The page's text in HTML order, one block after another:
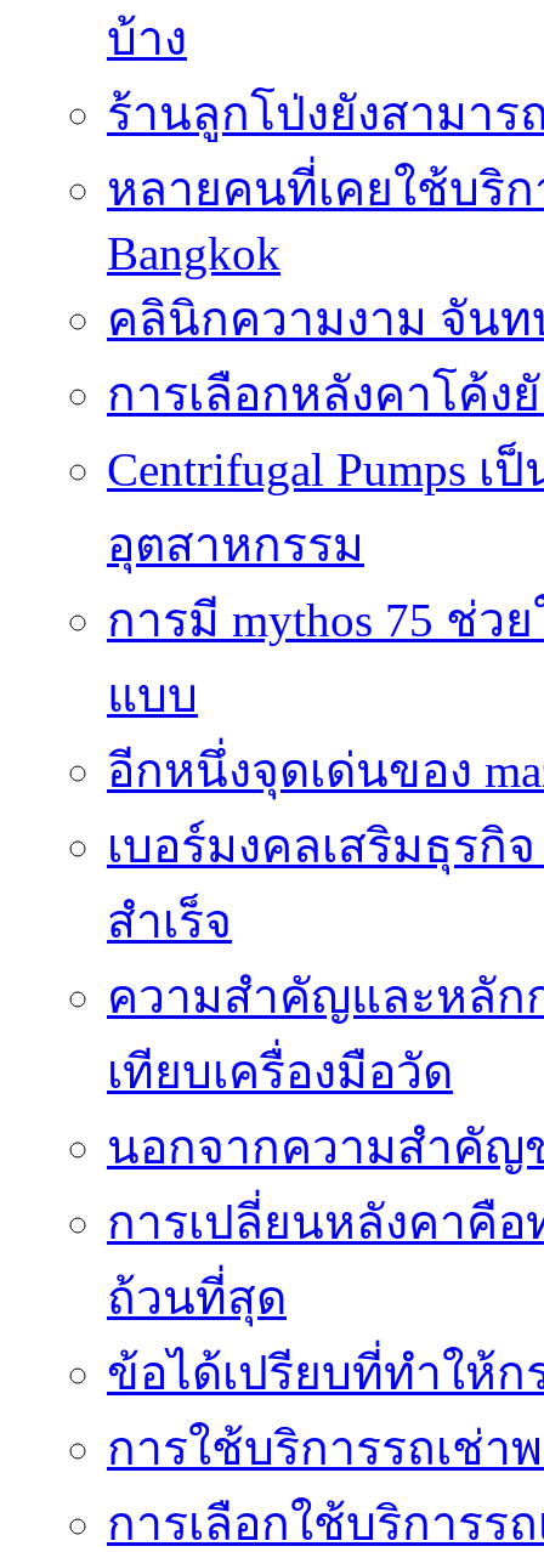
บ้าง
ร้านลูกโป่งยังสามา
หลายคนที่เคยใช้บริกา
Bangkok
คลินิกความงาม จันท
การเลือกหลังคาโค้
Centrifugal Pumps
อุตสาหกรรม
การมี mythos 75 ช่
แบบ
อีกหนึ่งจุดเด่นของ
เบอร์มงคลเสริมธุร
สำเร็จ
ความสำคัญและหลัก
เทียบเครื่องมือวัด
นอกจากความสำคัญ
การเปลี่ยนหลังคาคื
ถ้วนที่สุด
ข้อได้เปรียบที่ทำให้ก
การใช้บริการรถเช่
การเลือกใช้บริการร